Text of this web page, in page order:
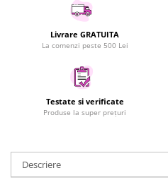
Accesorii si piese masini spalat
Aparate Frigorifice
Aparate Racire Aer
Aragaze si cuptoare cu microunde
Climatizare & sisteme de incalzire
Electrocasnice pentru Bucatarie
Ingrijire Locuinta
Purificatoare de aer
Livrare GRATUITA
La comenzi peste 500 Lei
Testate si verificate
Produse la super prețuri
Descriere